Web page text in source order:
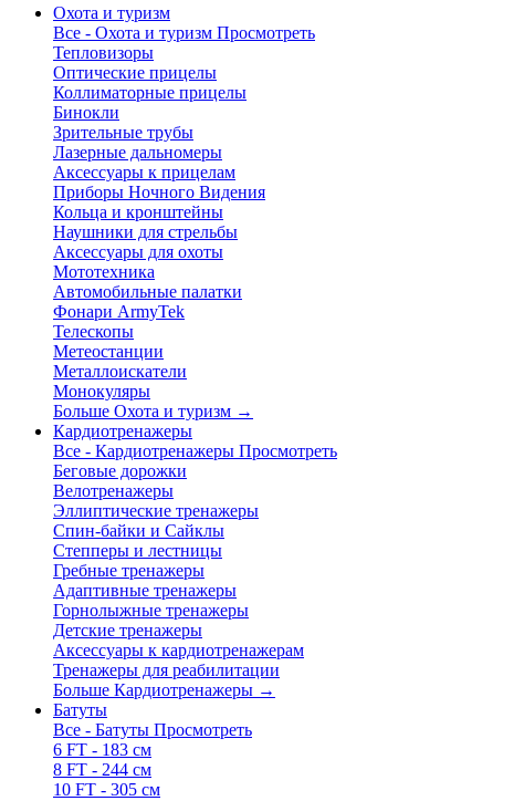
Охота и туризм
Все - Охота и туризм Просмотреть
Тепловизоры
Оптические прицелы
Коллиматорные прицелы
Бинокли
Зрительные трубы
Лазерные дальномеры
Аксессуары к прицелам
Приборы Ночного Видения
Кольца и кронштейны
Наушники для стрельбы
Аксессуары для охоты
Мототехника
Автомобильные палатки
Фонари ArmyTek
Телескопы
Метеостанции
Металлоискатели
Монокуляры
Больше Охота и туризм →
Кардиотренажеры
Все - Кардиотренажеры Просмотреть
Беговые дорожки
Велотренажеры
Эллиптические тренажеры
Спин-байки и Сайклы
Степперы и лестницы
Гребные тренажеры
Адаптивные тренажеры
Горнолыжные тренажеры
Детские тренажеры
Аксессуары к кардиотренажерам
Тренажеры для реабилитации
Больше Кардиотренажеры →
Батуты
Все - Батуты Просмотреть
6 FT - 183 см
8 FT - 244 см
10 FT - 305 см